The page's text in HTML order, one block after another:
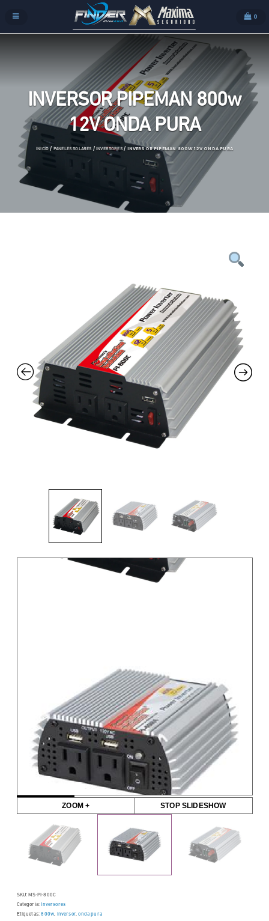
0
INVERSOR PIPEMAN 800w
12V ONDA PURA
INICIO/ PANELES SOLARES/ INVERSORES/ INVERSOR PIPEMAN 800W 12V ONDA PURA
ZOOM + STOP SLIDESHOW
SKU: MS-PI-800C
Categoría:
Inversores
Etiquetas:800w inversor,onda pura